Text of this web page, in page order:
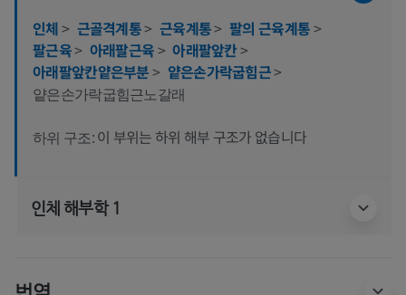
인체> 근골격계통> 근육계통> 팔의 근육계통>
팔근육> 아래팔근육> 아래팔앞칸>
아래팔앞칸얕은부분> 얕은손가락굽힘근>
얕은손가락굽힘근노갈래
하위 구조: 이 부위는 하위 해부 구조가 없습니다
인체 해부학 1
번역